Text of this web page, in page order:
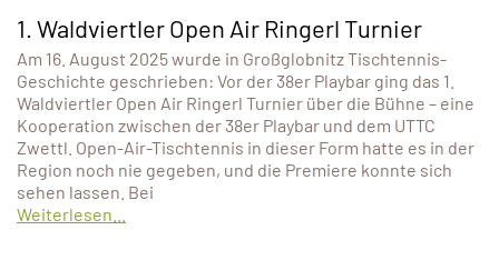
1. Waldviertler Open Air Ringerl Turnier
Am 16. August 2025 wurde in Großglobnitz Tischtennis-
Geschichte geschrieben: Vor der 38er Playbar ging das 1.
Waldviertler Open Air Ringerl Turnier über die Bühne – eine
Kooperation zwischen der 38er Playbar und dem UTTC
Zwettl. Open-Air-Tischtennis in dieser Form hatte es in der
Region noch nie gegeben, und die Premiere konnte sich
sehen lassen. Bei
Weiterlesen...